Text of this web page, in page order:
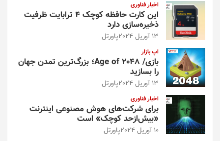
اخبار فناوری
این کارت حافظه کوچک ۴ ترابایت ظرفیت
ذخیره‌سازی دارد
13 آوریل 2024 پاورتل
اپ بازار
بازی/ Age of 2048؛ بزرگ‌ترین تمدن جهان
را بسازید
13 آوریل 2024 پاورتل
اخبار فناوری
برای شرکت‌های هوش مصنوعی اینترنت
«بیش‌از‌حد کوچک» است
10 آوریل 2024 پاورتل